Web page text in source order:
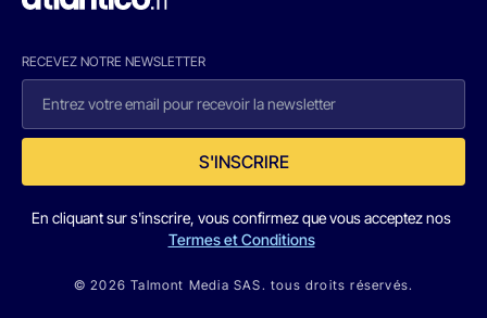
RECEVEZ NOTRE NEWSLETTER
S'INSCRIRE
En cliquant sur s'inscrire, vous confirmez que vous acceptez nos
Termes et Conditions
© 2026 Talmont Media SAS. tous droits réservés.